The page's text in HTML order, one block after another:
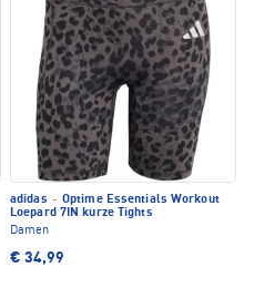
adidas · Optime Essentials Workout
Loepard 7IN kurze Tights
Damen
€ 34,99